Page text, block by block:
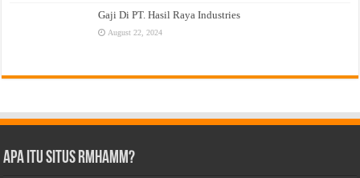
Gaji Di PT. Hasil Raya Industries
August 22, 2024
Apa Itu Situs Rmhamm?